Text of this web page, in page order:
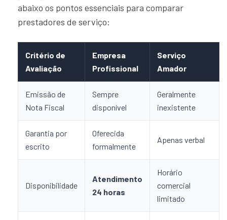
abaixo os pontos essenciais para comparar
prestadores de serviço:
Critério de
Avaliação
Empresa
Profissional
Serviço
Amador
Emissão de
Nota Fiscal
Sempre
disponível
Geralmente
inexistente
Garantia por
escrito
Oferecida
formalmente
Apenas verbal
Disponibilidade
Atendimento
24 horas
Horário
comercial
limitado